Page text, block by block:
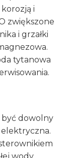
i
zwiększone
i grzałki
tytanowa
być dowolny
elektryczna.